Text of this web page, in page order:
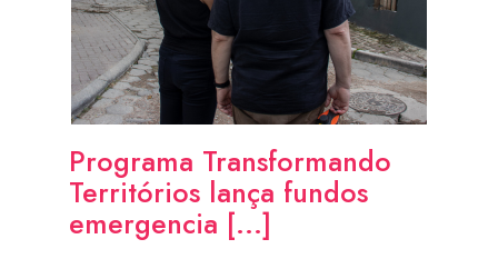
Programa Transformando
Territórios lança fundos
emergencia [...]